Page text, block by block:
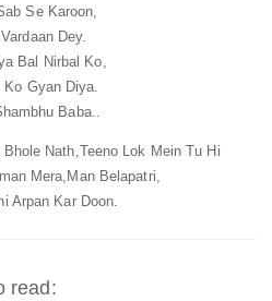
Se Karoon,
Dey.
Bal Nirbal Ko,
Gyan Diya.
Baba..
Nath, Teeno Lok Mein Tu Hi
Mera, Man Belapatri,
Arpan Kar Doon.
read: